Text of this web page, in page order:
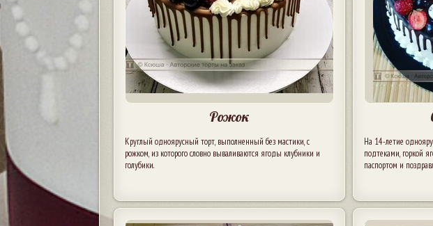
Рожок
Круглый одноярусный торт, выполненный без мастики, с
рожком, из которого словно вываливаются ягоды клубники и
голубики.
На 14-летие
подтеками, горкой
паспортом и